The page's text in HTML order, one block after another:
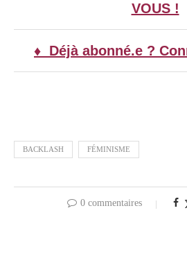
VOUS !
♦ Déjà abonné.e ?
BACKLASH FÉMINISME
0 commentaires